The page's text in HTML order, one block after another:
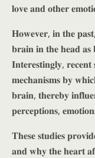
𝐥𝐨𝐯𝐞 𝐚𝐧𝐝 𝐨𝐭𝐡𝐞𝐫
𝐇𝐨𝐰𝐞𝐯𝐞𝐫, 𝐢𝐧 𝐭𝐡𝐞 𝐩𝐚𝐬𝐭,
𝐛𝐫𝐚𝐢𝐧 𝐢𝐧 𝐭𝐡𝐞 𝐡𝐞𝐚𝐝 𝐚𝐬
𝐈𝐧𝐭𝐞𝐫𝐞𝐬𝐭𝐢𝐧𝐠𝐥𝐲,
𝐦𝐞𝐜𝐡𝐚𝐧𝐢𝐬𝐦𝐬 𝐛𝐲
𝐛𝐫𝐚𝐢𝐧, 𝐭𝐡𝐞𝐫𝐞𝐛𝐲
𝐩𝐞𝐫𝐜𝐞𝐩𝐭𝐢𝐨𝐧𝐬,
𝐓𝐡𝐞𝐬𝐞 𝐬𝐭𝐮𝐝𝐢𝐞𝐬
𝐚𝐧𝐝 𝐰𝐡𝐲 𝐭𝐡𝐞 𝐡𝐞𝐚𝐫𝐭